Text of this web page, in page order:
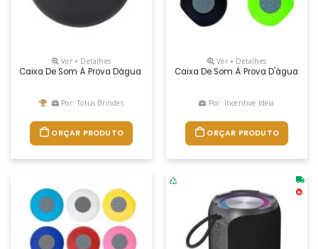
Ver + Detalhes
Caixa De Som À Prova Dágua Emborracha Com Ventosa(pode Ser
Por: Totus Brindes
ORÇAR PRODUTO
Ver + Detalhes
Caixa De Som À Prova D'água
Por: Incentive Ideia
ORÇAR PRODUTO